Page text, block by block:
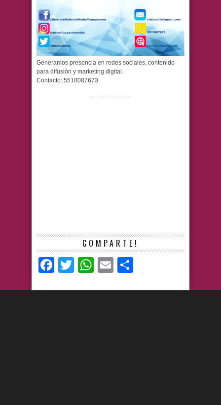
Generamos presencia en redes sociales, contenido
para difusión y marketing digital.
Contacto: 5510087673
ADVERTISEMENT
COMPARTE!
Facebook
TwitterWhatsApp
Email